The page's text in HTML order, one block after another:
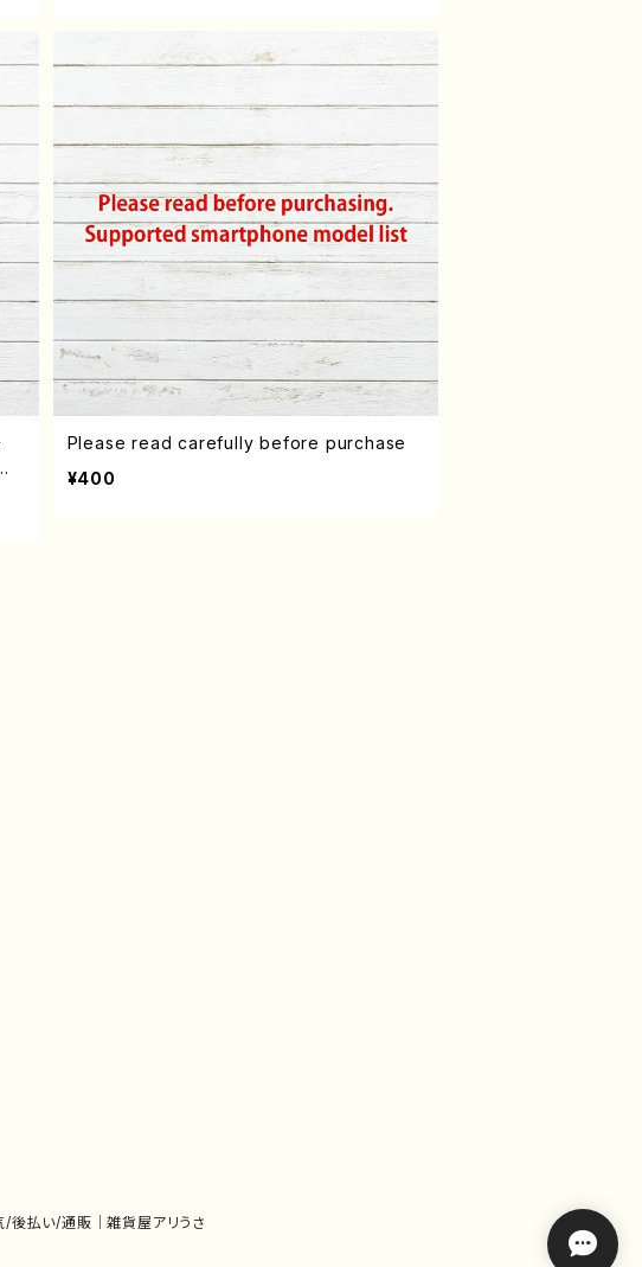
ら
ンドロイド ケース 個性的 おすすめ 人
気 イラストレーター クリエイター 絵師
Please read carefully before purchase
¥400
後払い/通販｜雑貨屋アリうさ